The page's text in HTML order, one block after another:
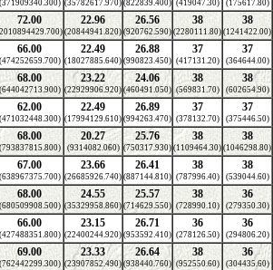
(371909340.300) (35782617.970) (822839.400) (419047.30) (175617.80)
72.00 22.96
(20844941.820)
26.56
(920762.590)
38
(2280111.80)
38
(1241422.00)
66.00
(474252659.700)
22.49
(18027885.640)
26.88
(990823.450)
37
(417131.20)
37
(364644.00)
68.00
(644042713.900)
23.22
(22929906.920)
24.06
(460491.050)
38
(569831.70)
38
(602654.90)
62.00
(471032448.300)
22.49
(17994129.610)
26.89
(994263.470)
37
(378132.70)
37
(375446.50)
68.00
(793837815.800)
20.27
(9314082.060)
25.76
(750317.930)
38
(1109464.30)
38
(1046298.80)
67.00
(638967375.700)
23.66
(26685926.740)
26.41
(887144.810)
38
(787996.40)
38
(539044.60)
68.00
(680509908.500)
24.55
(35329958.860)
25.57
(714629.550)
38
(728990.10)
36
(279350.30)
66.00
(427488351.800)
23.15
(22400244.920)
26.71
(953592.410)
36
(278126.50)
36
(294806.20)
69.00 23.33
(23907852.490)
26.64
(938440.760)
38
(952550.60)
36
(304435.60)